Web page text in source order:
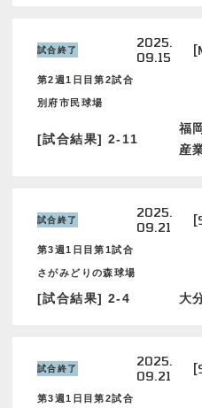
試合終了
2025.
09.15
第2週1日目第2試合
別府市民球場
[試合結果] 2-11
福
産
試合終了
2025.
09.21
第3週1日目第1試合
さがみどりの森球場
[試合結果] 2-4 大
試合終了
2025.
09.21
第3週1日目第2試合